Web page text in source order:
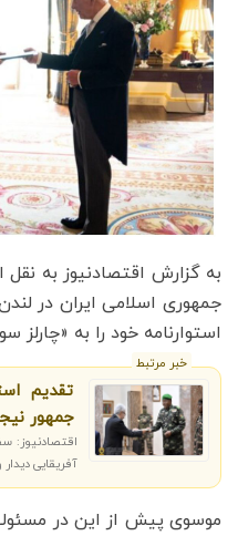
به گزارش اقتصادنیوز به
جمهوری اسلامی ایران در
استوارنامه خود را به
خبر مرتبط
تقدیم
جمهور
اقتصادنیوز:
آفریقایی دیدار
موسوی پیش از این در